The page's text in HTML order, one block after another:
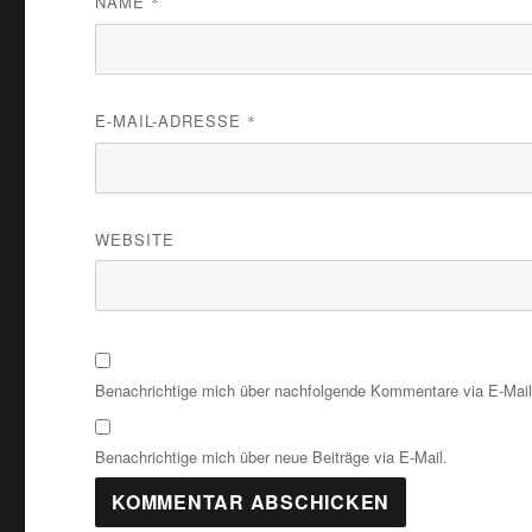
E-MAIL-ADRESSE *
WEBSITE
Benachrichtige mich über nachfolgende Kommentare via E-
Benachrichtige mich über neue Beiträge via E-Mail.